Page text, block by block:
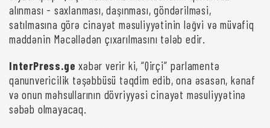
alınması - saxlanması, daşınması, göndərilməsi,
satılmasına görə cinayət məsuliyyətinin ləğvi və müvafiq
maddənin Məcəllədən çıxarılmasını tələb edir.
InterPress.ge xəbər verir ki, “Qirçi” parlamentə
qanunvericilik təşəbbüsü təqdim edib, ona əsasən, kənaf
və onun məhsullarının dövriyyəsi cinayət məsuliyyətinə
səbəb olmayacaq.